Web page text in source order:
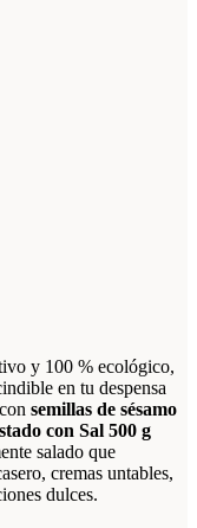
y 100 % ecológico,
en tu despensa
semillas de sésamo
con Sal 500 g
salado que
cremas untables,
dulces.